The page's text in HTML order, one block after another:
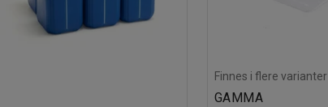
Finnes i flere varianter
GAMMA